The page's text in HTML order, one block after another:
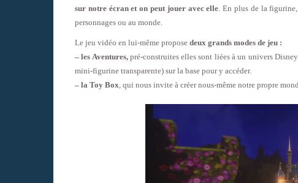
sur notre écran et on peut jouer avec elle. En plus de la
personnages ou au monde.
Le jeu vidéo en lui-même propose deux grands modes de jeu :
– les Aventures,pré-construites elles sont liées à un univers
mini-figurine transparente) sur la base pour y accéder.
– la Toy Box, qui nous invite à créer nous-même notre propre